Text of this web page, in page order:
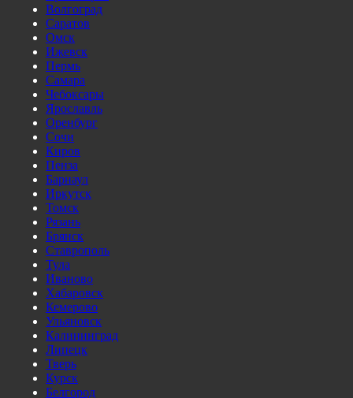
Волгоград
Саратов
Омск
Ижевск
Пермь
Самара
Чебоксары
Ярославль
Оренбург
Сочи
Киров
Пенза
Барнаул
Иркутск
Томск
Рязань
Брянск
Ставрополь
Тула
Иваново
Хабаровск
Кемерово
Ульяновск
Калининград
Липецк
Тверь
Курск
Белгород